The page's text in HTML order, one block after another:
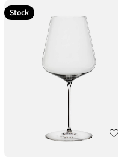
Stock